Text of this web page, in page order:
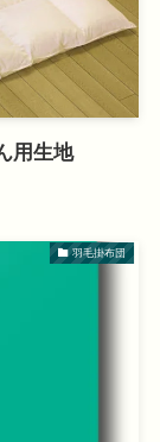
用生地
羽毛掛布団